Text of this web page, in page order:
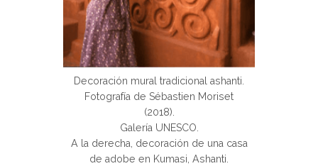
Decoración mural tradicional ashanti.
Fotografía de Sébastien Moriset
(2018).
Galería UNESCO.
A la derecha, decoración de una casa
de adobe en Kumasi, Ashanti.